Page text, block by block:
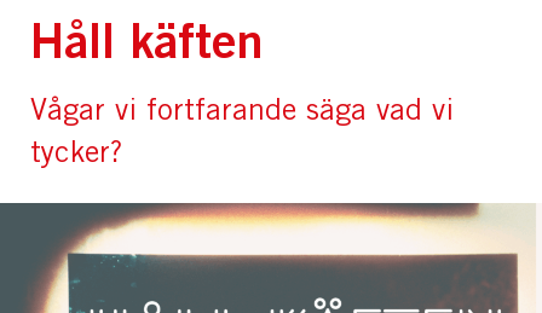
Håll käften
Vågar vi fortfarande säga vad vi
tycker?